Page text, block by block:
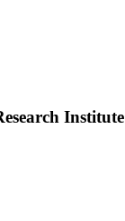
Institute